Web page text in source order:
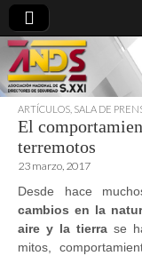
ARTÍCULOS SALA DE
El
terremotos
23 marzo, 2017
Desde hace
cambios en la
aire y la tierra se
mitos,